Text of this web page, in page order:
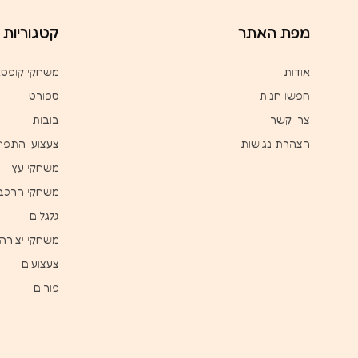
מפת האתר
אודות
חפשו חנות
צרו קשר
הצהרת נגישות
קטגוריות
משחקי
ספורט
בובות
צעצועי
משחקי עץ
משחקי
גלגלים
משחקי יצירה
צעצועים
פורים